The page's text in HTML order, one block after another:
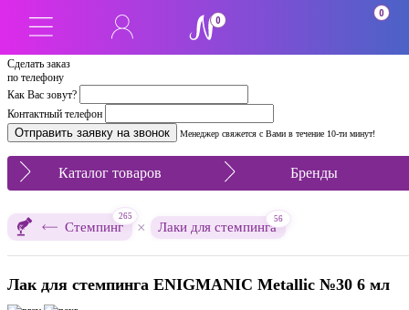
Сделать заказ
по телефону
Как Вас зовут?
Контактный телефон
Менеджер свяжется с Вами в течение 10-ти минут!
0
0
Каталог товаров Бренды
Стемпинг
265
× Лаки для стемпинга
56
Лак для стемпинга ENIGMANIC Metallic №30 6 мл